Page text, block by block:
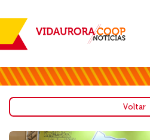
Voltar